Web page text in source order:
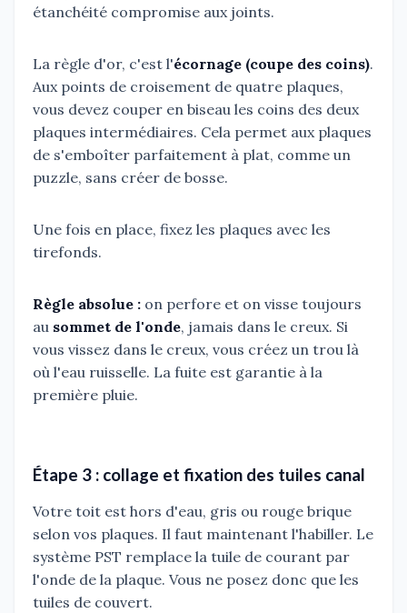
étanchéité compromise aux joints.
La règle d'or, c'est l'écornage (coupe des coins).
Aux points de croisement de quatre plaques,
vous devez couper en biseau les coins des deux
plaques intermédiaires. Cela permet aux plaques
de s'emboîter parfaitement à plat, comme un
puzzle, sans créer de bosse.
Une fois en place, fixez les plaques avec les
tirefonds.
Règle absolue : on perfore et on visse toujours
au sommet de l'onde, jamais dans le creux. Si
vous vissez dans le creux, vous créez un trou là
où l'eau ruisselle. La fuite est garantie à la
première pluie.
Étape 3 : collage et fixation des tuiles canal
Votre toit est hors d'eau, gris ou rouge brique
selon vos plaques. Il faut maintenant l'habiller. Le
système PST remplace la tuile de courant par
l'onde de la plaque. Vous ne posez donc que les
tuiles de couvert.